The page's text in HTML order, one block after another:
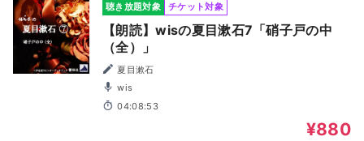
聴き放題対象 チケット対象
【朗読】wisの夏目漱石7「硝子戸の中
（全）」
夏目漱石
wis
04:08:53
¥880